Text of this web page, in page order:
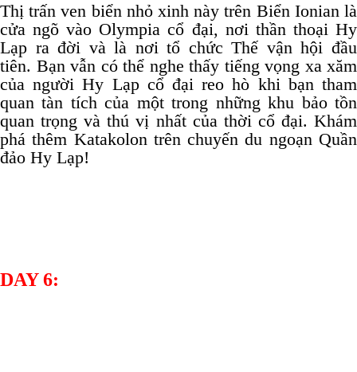
Thị trấn ven biển nhỏ xinh này trên Biển Ionian là
cửa ngõ vào Olympia cổ đại, nơi thần thoại Hy
Lạp ra đời và là nơi tổ chức Thế vận hội đầu
tiên. Bạn vẫn có thể nghe thấy tiếng vọng xa xăm
của người Hy Lạp cổ đại reo hò khi bạn tham
quan tàn tích của một trong những khu bảo tồn
quan trọng và thú vị nhất của thời cổ đại. Khám
phá thêm Katakolon trên chuyến du ngoạn Quần
đảo Hy Lạp!
DAY 6: